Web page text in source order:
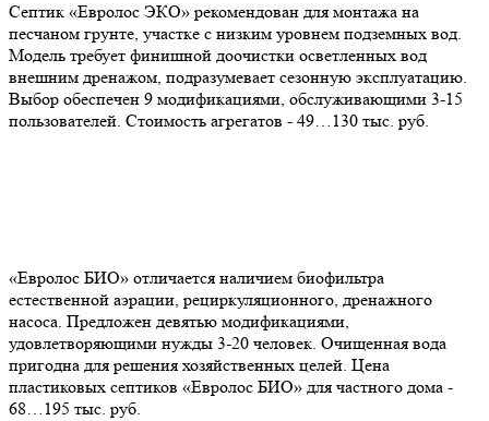
Септик «Евролос ЭКО» рекомендован для монтажа на
песчаном грунте, участке с низким уровнем подземных вод.
Модель требует финишной доочистки осветленных вод
внешним дренажом, подразумевает сезонную эксплуатацию.
Выбор обеспечен 9 модификациями, обслуживающими 3-15
пользователей. Стоимость агрегатов - 49…130 тыс. руб.
«Евролос БИО» отличается наличием биофильтра
естественной аэрации, рециркуляционного, дренажного
насоса. Предложен девятью модификациями,
удовлетворяющими нужды 3-20 человек. Очищенная вода
пригодна для решения хозяйственных целей. Цена
пластиковых септиков «Евролос БИО» для частного дома -
68…195 тыс. руб.